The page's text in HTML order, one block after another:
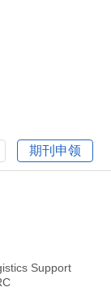
期刊申领
Support